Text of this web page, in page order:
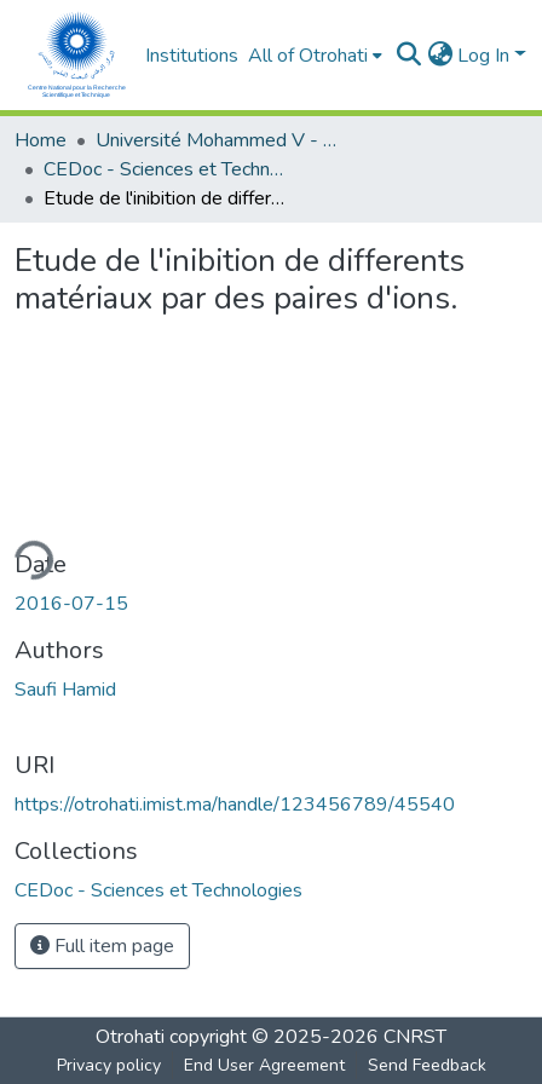
Institutions All of Otrohati Log In
Home
Université Mohammed V - Rabat
CEDoc - Sciences et Technologies
Etude de l'inibition de differents matériaux par des paires d'ions.
Etude de l'inibition de differents
matériaux par des paires d'ions.
Date
2016-07-15
Authors
Saufi Hamid
URI
https://otrohati.imist.ma/handle/123456789/45540
Collections
CEDoc - Sciences et Technologies
Full item page
Otrohati copyright © 2025-2026 CNRST
Privacy policy End User Agreement Send Feedback